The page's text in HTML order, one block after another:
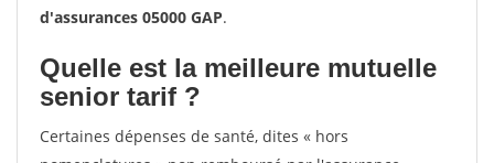
d'assurances 05000 GAP.
Quelle est la meilleure mutuelle
senior tarif ?
Certaines dépenses de santé, dites « hors